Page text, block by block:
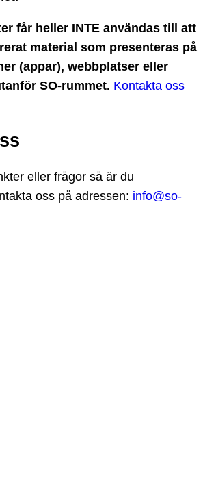
får heller INTE användas till att
material som presenteras på
(appar), webbplatser eller
SO-rummet. Kontakta oss
eller frågor så är du
oss på adressen: info@so-